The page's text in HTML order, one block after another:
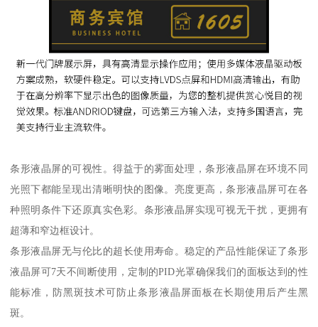
条形液晶屏的可视性。得益于的雾面处理，条形液晶屏在环境不同
光照下都能呈现出清晰明快的图像。亮度更高，条形液晶屏可在各
种照明条件下还原真实色彩。条形液晶屏实现可视无干扰，更拥有
超薄和窄边框设计。
条形液晶屏无与伦比的超长使用寿命。稳定的产品性能保证了条形
液晶屏可7天不间断使用，定制的PID光罩确保我们的面板达到的性
能标准，防黑斑技术可防止条形液晶屏面板在长期使用后产生黑
斑。